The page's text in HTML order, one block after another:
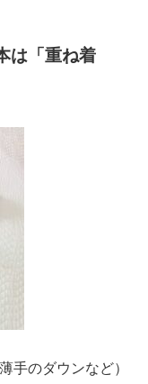
は「重ね着
手のダウンなど）